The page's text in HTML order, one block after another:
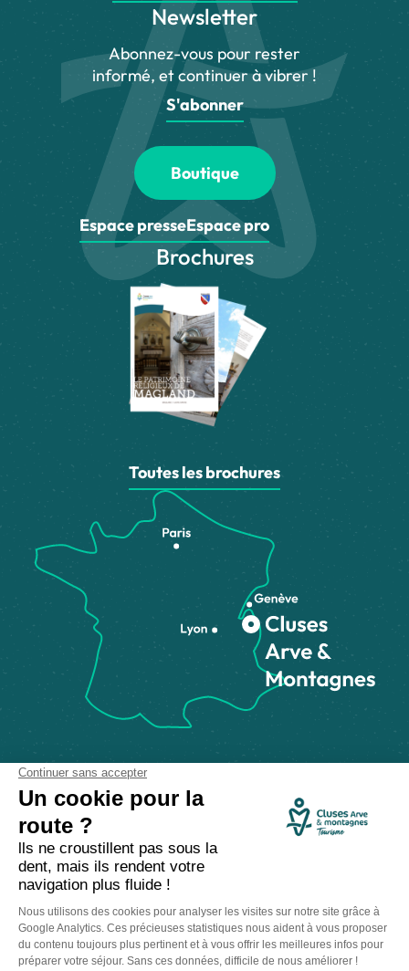
Newsletter
Abonnez-vous pour rester
informé, et continuer à vibrer !
S'abonner
Boutique
Espace presseEspace pro
Brochures
Toutes les brochures
Comment venir ?
Made with by IRIS Interactive
Mentions légales - Politique de confidentialité
Accessibilité numérique
conditions d'utilisationde Google s'appliquent.